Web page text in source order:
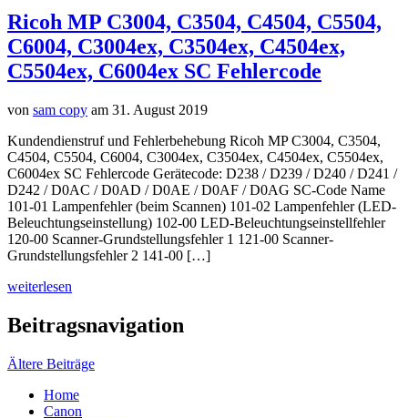
Ricoh MP C3004, C3504, C4504, C5504,
C6004, C3004ex, C3504ex, C4504ex,
C5504ex, C6004ex SC Fehlercode
von sam copy am 31. August 2019
Kundendienstruf und Fehlerbehebung Ricoh MP C3004, C3504,
C4504, C5504, C6004, C3004ex, C3504ex, C4504ex, C5504ex,
C6004ex SC Fehlercode Gerätecode: D238 / D239 / D240 / D241 /
D242 / D0AC / D0AD / D0AE / D0AF / D0AG SC-Code Name
101-01 Lampenfehler (beim Scannen) 101-02 Lampenfehler (LED-
Beleuchtungseinstellung) 102-00 LED-Beleuchtungseinstellfehler
120-00 Scanner-Grundstellungsfehler 1 121-00 Scanner-
Grundstellungsfehler 2 141-00 […]
weiterlesen
Beitragsnavigation
Ältere Beiträge
Home
Canon